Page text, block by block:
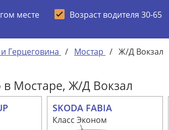
месте Возраст водителя 30-65
Герцеговина / Мостар / Ж/Д Вокзал
Мостаре, Ж/Д Вокзал
SKODA FABIA
Класс Эконом